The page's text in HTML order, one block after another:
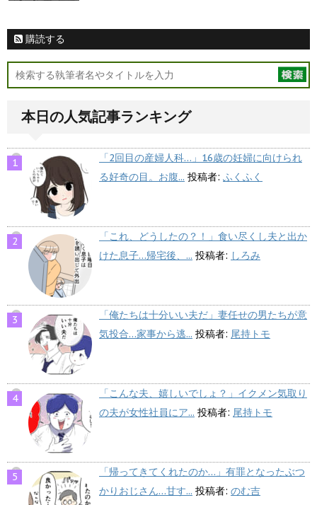
購読する
本日の人気記事ランキング
「2回目の産婦人科…」16歳の妊婦に向けられ
る好奇の目。お腹... 投稿者: ふくふく
「これ、どうしたの？！」食い尽くし夫と出か
けた息子…帰宅後、... 投稿者: しろみ
「俺たちは十分いい夫だ」妻任せの男たちが意
気投合…家事から逃... 投稿者: 尾持トモ
「こんな夫、嬉しいでしょ？」イクメン気取り
の夫が女性社員にア... 投稿者: 尾持トモ
「帰ってきてくれたのか…」有罪となったぶつ
かりおじさん…甘す... 投稿者: のむ吉